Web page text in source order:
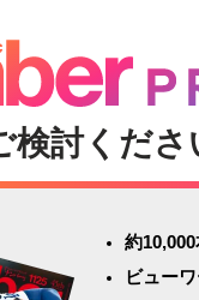
検討くださ
約
ビュー